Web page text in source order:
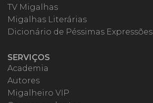
TV Migalhas
Migalhas Literárias
Dicionário de Péssimas Expressões
SERVIÇOS
Academia
Autores
Migalheiro VIP